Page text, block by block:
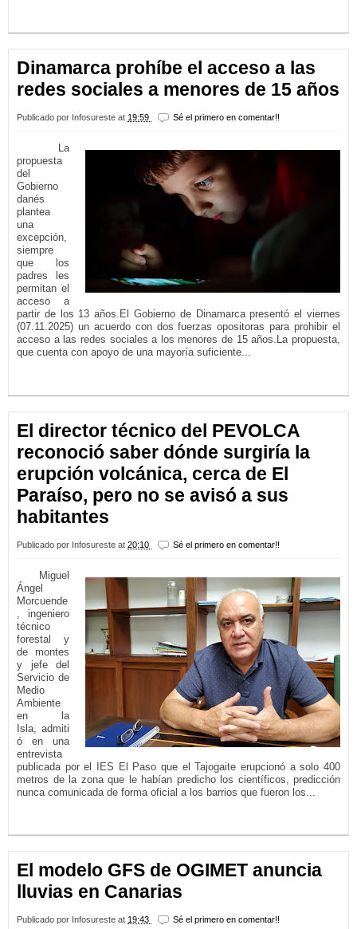
Dinamarca prohíbe el acceso a las
redes sociales a menores de 15 años
Publicado por Infosureste at 19:59 Sé el primero en comentar!!
La
propuesta
del
Gobierno
danés
plantea
una
excepción,
siempre
que los
padres les
permitan el
acceso a
partir de los 13 años.El Gobierno de Dinamarca presentó el viernes
(07.11.2025) un acuerdo con dos fuerzas opositoras para prohibir el
acceso a las redes sociales a los menores de 15 años.La propuesta,
que cuenta con apoyo de una mayoría suficiente...
El director técnico del PEVOLCA
reconoció saber dónde surgiría la
erupción volcánica, cerca de El
Paraíso, pero no se avisó a sus
habitantes
Publicado por Infosureste at 20:10 Sé el primero en comentar!!
Miguel
Ángel
Morcuende
, ingeniero
técnico
forestal y
de montes
y jefe del
Servicio de
Medio
Ambiente
en la
Isla, admiti
ó en una
entrevista
publicada por el IES El Paso que el Tajogaite erupcionó a solo 400
metros de la zona que le habían predicho los científicos, predicción
nunca comunicada de forma oficial a los barrios que fueron los...
El modelo GFS de OGIMET anuncia
lluvias en Canarias
Publicado por Infosureste at 19:43 Sé el primero en comentar!!